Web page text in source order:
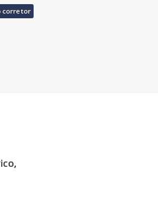
corretor